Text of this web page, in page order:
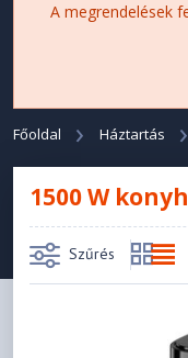
A megrendelések
Főoldal Háztartás
1500 W
Szűrés